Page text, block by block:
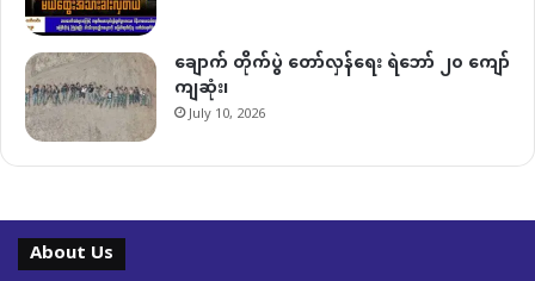
ချောက် တိုက်ပွဲ တော်လှန်ရေး ရဲဘော် ၂၀ ကျော်
ကျဆုံး၊
July 10, 2026
About Us